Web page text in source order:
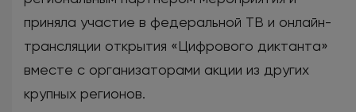
приняла участие в федеральной ТВ и онлайн-
трансляции открытия «Цифрового диктанта»
вместе с организаторами акции из других
крупных регионов.